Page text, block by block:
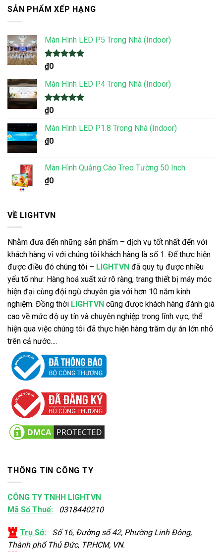
SẢN PHẨM XẾP HẠNG
Màn Hình LED P5 Trong Nhà (Indoor)
Được xếp
hạng
5 sao
₫0
Màn Hình LED P4 Trong Nhà (Indoor)
Được xếp
hạng
5 sao
₫0
Màn Hình LED P1.8 Trong Nhà (Indoor)
₫0
Màn Hình Quảng Cáo Treo Tường 50 Inch
₫0
VỀ LIGHTVN
Nhằm đưa đến những sản phẩm – dịch vụ tốt nhất đến với
khách hàng vì với chúng tôi khách hàng là số 1. Để thực hiện
được điều đó chúng tôi – LIGHTVN đã quy tụ được nhiều
yếu tố như: Hàng hoá xuất xứ rõ ràng, trang thiết bị máy móc
hiện đại cùng đội ngũ chuyên gia với hơn 10 năm kinh
nghiệm. Đồng thời LIGHTVN cũng được khách hàng đánh giá
cao về mức độ uy tín và chuyên nghiệp trong lĩnh vực, thể
hiện qua việc chúng tôi đã thực hiện hàng trăm dự án lớn nhỏ
trên cả nước….
THÔNG TIN CÔNG TY
CÔNG TY TNHH LIGHTVN
Mã Số Thuế: 0318440210
Trụ Sở: Số 16, Đường số 42, Phường Linh Đông,
Thành phố Thủ Đức, TP.HCM, VN.